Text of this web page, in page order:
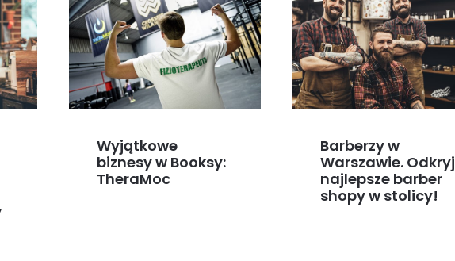
Wyjątkowe
biznesy w Booksy:
TheraMoc
Barberzy w
Warszawie. Odkryj
najlepsze barber
shopy w stolicy!